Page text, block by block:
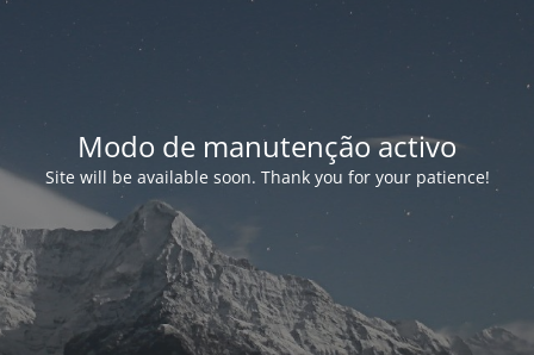
Modo de manutenção activo
Site will be available soon. Thank you for your patience!